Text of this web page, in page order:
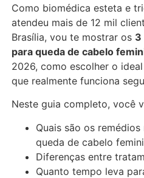
Como biomédica esteta e
atendeu mais de 12 mil
Brasília, vou te mostrar os 3
para queda de cabelo
2026, como escolher o
que realmente funciona
Neste guia completo, você
Quais são os
queda de cabelo
Diferenças entre
Quanto tempo leva